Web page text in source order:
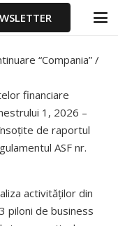
“Compania” /
financiare
1, 2026 –
de raportul
ASF nr.
activităților din
piloni de business